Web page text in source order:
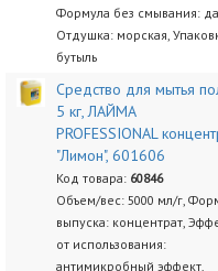
Формула без смывания:
Отдушка: морская,
бутыль
Средство для мытья
5 кг, ЛАЙМА
PROFESSIONAL
"Лимон", 601606
Код товара: 60846
Объем/вес: 5000 мл/г,
выпуска: концентрат,
от использования:
антимикробный эффект,